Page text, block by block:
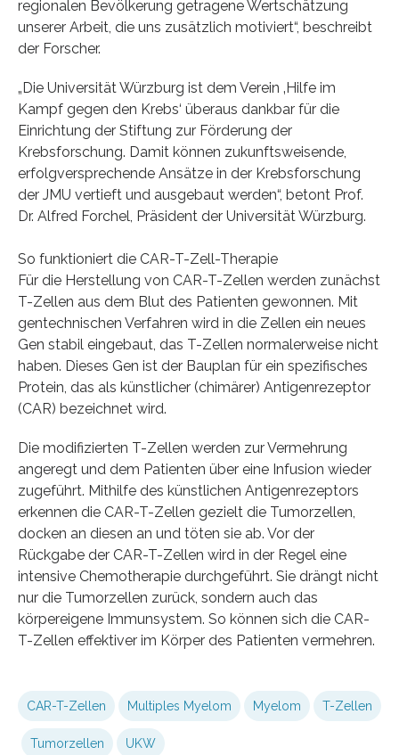
regionalen Bevölkerung getragene Wertschätzung
unserer Arbeit, die uns zusätzlich motiviert“, beschreibt
der Forscher.
„Die Universität Würzburg ist dem Verein ‚Hilfe im
Kampf gegen den Krebs‘ überaus dankbar für die
Einrichtung der Stiftung zur Förderung der
Krebsforschung. Damit können zukunftsweisende,
erfolgversprechende Ansätze in der Krebsforschung
der JMU vertieft und ausgebaut werden“, betont Prof.
Dr. Alfred Forchel, Präsident der Universität Würzburg.
So funktioniert die CAR-T-Zell-Therapie
Für die Herstellung von CAR-T-Zellen werden zunächst
T-Zellen aus dem Blut des Patienten gewonnen. Mit
gentechnischen Verfahren wird in die Zellen ein neues
Gen stabil eingebaut, das T-Zellen normalerweise nicht
haben. Dieses Gen ist der Bauplan für ein spezifisches
Protein, das als künstlicher (chimärer) Antigenrezeptor
(CAR) bezeichnet wird.
Die modifizierten T-Zellen werden zur Vermehrung
angeregt und dem Patienten über eine Infusion wieder
zugeführt. Mithilfe des künstlichen Antigenrezeptors
erkennen die CAR-T-Zellen gezielt die Tumorzellen,
docken an diesen an und töten sie ab. Vor der
Rückgabe der CAR-T-Zellen wird in der Regel eine
intensive Chemotherapie durchgeführt. Sie drängt nicht
nur die Tumorzellen zurück, sondern auch das
körpereigene Immunsystem. So können sich die CAR-
T-Zellen effektiver im Körper des Patienten vermehren.
CAR-T-Zellen Multiples Myelom Myelom T-Zellen
Tumorzellen UKW